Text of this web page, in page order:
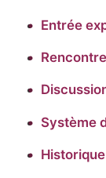
Entrée
Système